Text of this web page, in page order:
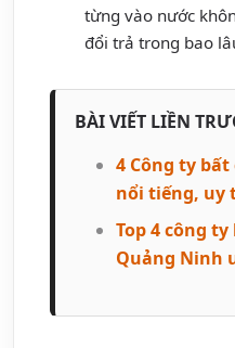
từng vào nước
đổi trả trong bao
BÀI VIẾT LIỀN
4 Công ty
nổi tiếng, uy
Top 4 công
Quảng Ninh